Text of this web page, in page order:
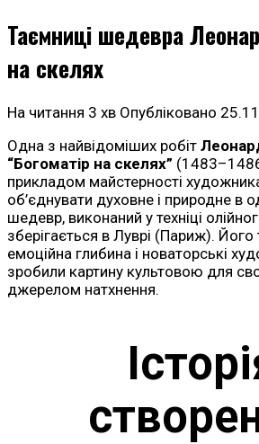
Таємниці шедевра
на скелях
На читання 3 хв Опубліковано
Одна з найвідоміших робіт
“Богоматір на скелях”
прикладом майстерності
об’єднувати духовне і природне в
шедевр, виконаний у техніці
зберігається в Луврі (Париж). Його
емоційна глибина і новаторські
зробили картину культовою для
джерелом натхнення.